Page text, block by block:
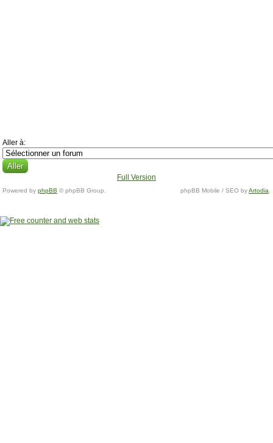
Aller à:
Full Version
Powered by phpBB © phpBB Group. phpBB Mobile / SEO byArtodia